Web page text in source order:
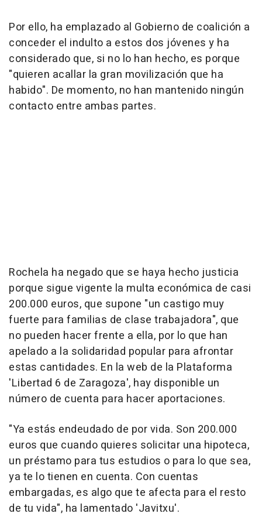
Por ello, ha emplazado al Gobierno de coalición a
conceder el indulto a estos dos jóvenes y ha
considerado que, si no lo han hecho, es porque
"quieren acallar la gran movilización que ha
habido". De momento, no han mantenido ningún
contacto entre ambas partes.
Rochela ha negado que se haya hecho justicia
porque sigue vigente la multa económica de casi
200.000 euros, que supone "un castigo muy
fuerte para familias de clase trabajadora", que
no pueden hacer frente a ella, por lo que han
apelado a la solidaridad popular para afrontar
estas cantidades. En la web de la Plataforma
'Libertad 6 de Zaragoza', hay disponible un
número de cuenta para hacer aportaciones.
"Ya estás endeudado de por vida. Son 200.000
euros que cuando quieres solicitar una hipoteca,
un préstamo para tus estudios o para lo que sea,
ya te lo tienen en cuenta. Con cuentas
embargadas, es algo que te afecta para el resto
de tu vida", ha lamentado 'Javitxu'.